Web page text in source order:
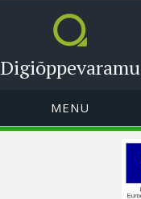
Digiõppevaramu
MENU